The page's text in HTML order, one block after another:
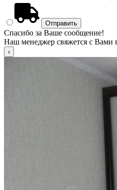
Спасибо за Ваше сообщение!
Наш менеджер свяжется с Вами